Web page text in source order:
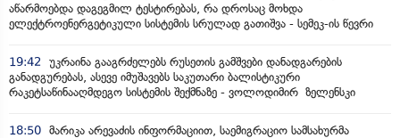
აწარმოებდა დაგეგმილ ტესტირებას, რა დროსაც მოხდა
ელექტროენერგეტიკული სისტემის სრულად გათიშვა - სემეკ-ის წევრი
19:42 უკრაინა გააგრძელებს რუსეთის გამშვები დანადგარების
განადგურებას, ასევე იმუშავებს საკუთარი ბალისტიკური
რაკეტსაწინააღმდეგო სისტემის შექმნაზე - ვოლოდიმირ ზელენსკი
18:50 მარიკა არევაძის ინფორმაციით, საემიგრაციო სამსახურმა